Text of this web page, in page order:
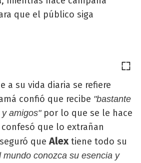
que el público siga
a su vida diaria se refiere
confió que recibe "bastante
amigos"por lo que se le hace
confesó que lo extrañan
que Alextiene todo su
mundo conozca su esencia y